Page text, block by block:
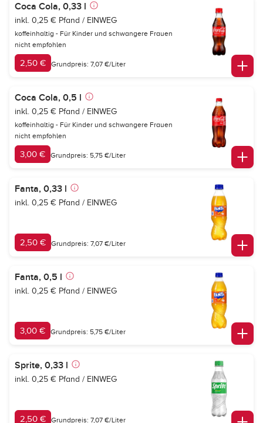
Coca Cola, 0,33 l
inkl. 0,25 € Pfand / EINWEG
koffeinhaltig - Für Kinder und schwangere Frauen
nicht empfohlen
2,50 € Grundpreis: 7,07 €/Liter
Coca Cola, 0,5 l
inkl. 0,25 € Pfand / EINWEG
koffeinhaltig - Für Kinder und schwangere Frauen
nicht empfohlen
3,00 € Grundpreis: 5,75 €/Liter
Fanta, 0,33 l
inkl. 0,25 € Pfand / EINWEG
2,50 € Grundpreis: 7,07 €/Liter
Fanta, 0,5 l
inkl. 0,25 € Pfand / EINWEG
3,00 € Grundpreis: 5,75 €/Liter
Sprite, 0,33 l
inkl. 0,25 € Pfand / EINWEG
2,50 € Grundpreis: 7,07 €/Liter